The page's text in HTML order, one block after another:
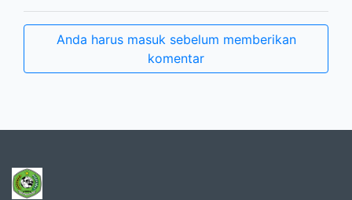
Anda harus masuk sebelum memberikan
komentar